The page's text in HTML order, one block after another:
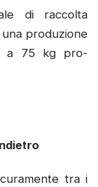
di raccolta
produzione
a 75 kg pro-
tra i